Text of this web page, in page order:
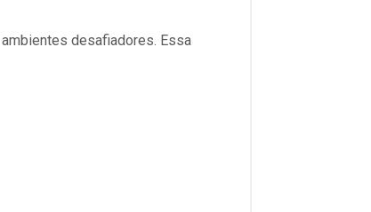
desafiadores. Essa